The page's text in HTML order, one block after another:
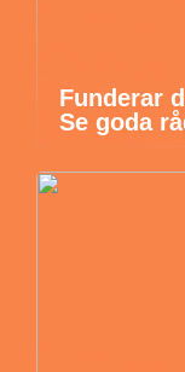
Funderar
Se goda